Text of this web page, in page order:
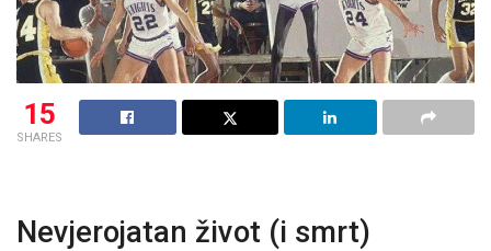
15
SHARES
Nevjerojatan život (i smrt)